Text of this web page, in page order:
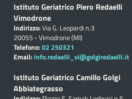
Istituto Geriatrico Piero Redaelli
Vimodrone
Indirizzo:Via G. Leopardi n.3
20055 - Vimodrone (MI)
Telefono:02 250321
Email: info.redaelli_vi@golgiredaelli.it
Istituto Geriatrico Camillo Golgi
Abbiategrasso